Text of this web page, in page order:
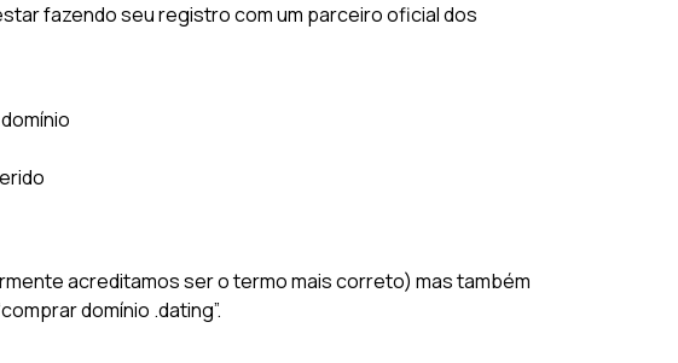
fazendo seu registro com um parceiro oficial dos
acreditamos ser o termo mais correto) mas também
domínio .dating”.